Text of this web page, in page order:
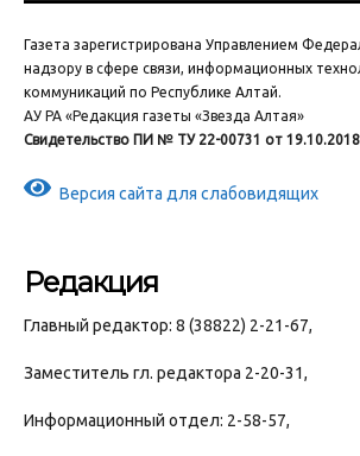
Газета зарегистрирована Управлением
надзору в сфере связи, информационных
коммуникаций по Республике Алтай.
АУ РА «Редакция газеты «Звезда Алтая»
Свидетельство ПИ № ТУ 22-00731 от
Версия сайта для слабовидящих
Редакция
Главный редактор: 8 (38822) 2-21-67,
Заместитель гл. редактора 2-20-31,
Информационный отдел: 2-58-57,